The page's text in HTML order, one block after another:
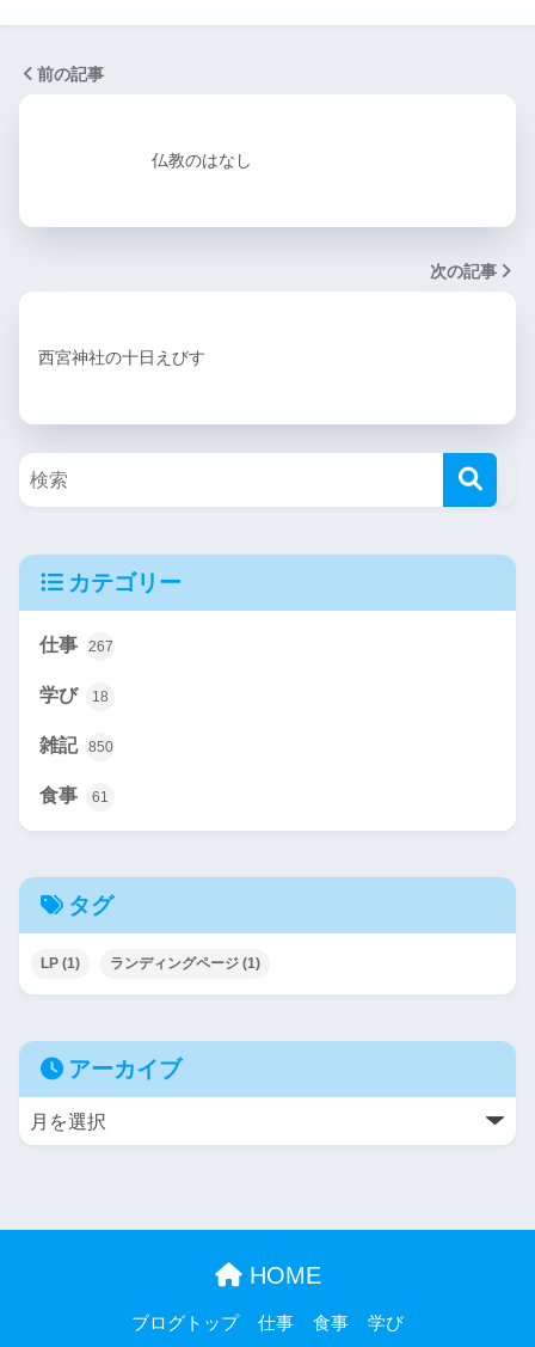
前の記事
仏教のはなし
次の記事
西宮神社の十日えびす
カテゴリー
仕事 267
学び 18
雑記 850
食事 61
タグ
LP (1) ランディングページ (1)
アーカイブ
HOME
ブログトップ 仕事 食事 学び